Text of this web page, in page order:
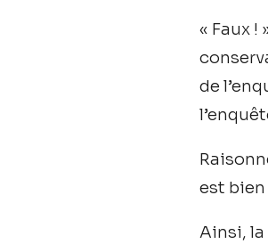
« Faux !
de
est
Ainsi, la